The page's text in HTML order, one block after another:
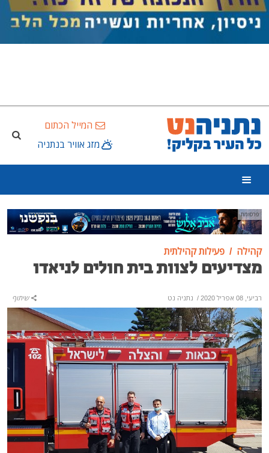
המייל הכתום
מזג אוויר בנתניה
פרסומת
קהילה פעילות קהילתית
מצדיעים לצוות בית חולים לניאדו
רביעי, 08 אפריל 2020 / נתניה נט שיתוף